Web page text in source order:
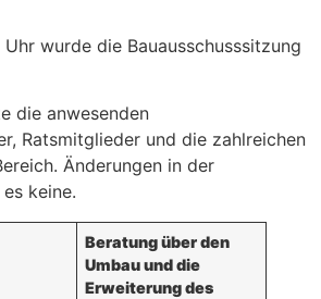
wurde die Bauausschusssitzung
die anwesenden
Ratsmitglieder und die zahlreichen
Änderungen in der
keine.
Beratung über den
Umbau und die
Erweiterung des